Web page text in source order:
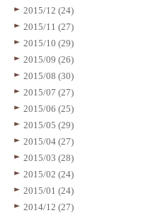
2015/12 (24)
2015/11 (27)
2015/10 (29)
2015/09 (26)
2015/08 (30)
2015/07 (27)
2015/06 (25)
2015/05 (29)
2015/04 (27)
2015/03 (28)
2015/02 (24)
2015/01 (24)
2014/12 (27)